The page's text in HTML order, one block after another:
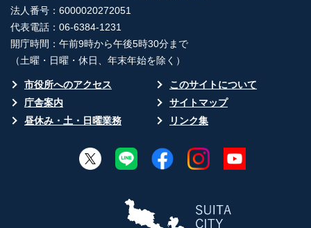
法人番号：6000020272051
代表電話：06-6384-1231
開庁時間：午前9時から午後5時30分まで
（土曜・日曜・休日、年末年始を除く）
市役所へのアクセス
このサイトについて
庁舎案内
サイトマップ
昼休み・土・日曜業務
リンク集